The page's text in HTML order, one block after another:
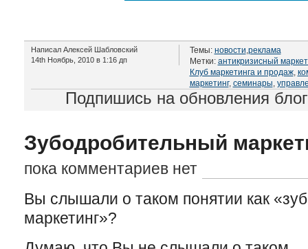
Написал Алексей Шабловский
14th Ноябрь, 2010 в 1:16 дп
Темы: новости,реклама
Метки: антикризисный
Клуб маркетинга и продаж,
маркетинг, семинары,
Подпишись на обновления
Зубодробительный
пока комментариев нет
Вы слышали о таком понятии как
маркетинг»?